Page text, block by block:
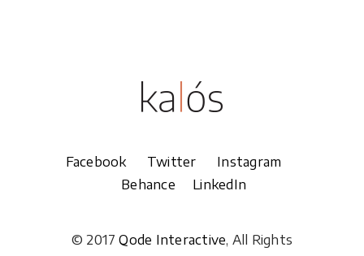
Facebook Twitter Instagram
Behance
LinkedIn
© 2017Qode Interactive, All Rights